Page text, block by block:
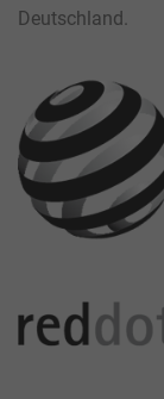
Deutschland.